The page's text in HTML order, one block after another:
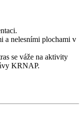
a nelesními plochami v
se váže na aktivity
KRNAP.